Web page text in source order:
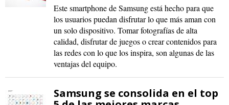
Este smartphone de Samsung está hecho para que
los usuarios puedan disfrutar lo que más aman con
un solo dispositivo. Tomar fotografías de alta
calidad, disfrutar de juegos o crear contenidos para
las redes con lo que los inspira, son algunas de las
ventajas del equipo.
Samsung se consolida en el top